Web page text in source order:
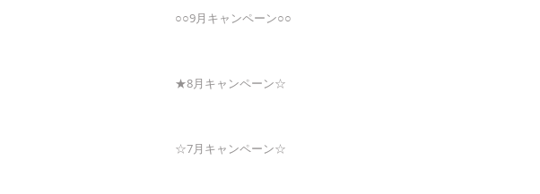
○○9月キャンペーン○○
★8月キャンペーン☆
☆7月キャンペーン☆